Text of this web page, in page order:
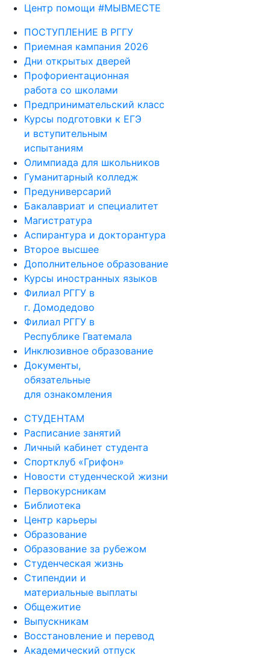
Центр помощи #МЫВМЕСТЕ
ПОСТУПЛЕНИЕ В РГГУ
Приемная кампания 2026
Дни открытых дверей
Профориентационная
работа со школами
Предпринимательский класс
Курсы подготовки к ЕГЭ
и вступительным
испытаниям
Олимпиада для школьников
Гуманитарный колледж
Предуниверсарий
Бакалавриат и специалитет
Магистратура
Аспирантура и докторантура
Второе высшее
Дополнительное образование
Курсы иностранных языков
Филиал РГГУ в
г. Домодедово
Филиал РГГУ в
Республике Гватемала
Инклюзивное образование
Документы,
обязательные
для ознакомления
СТУДЕНТАМ
Расписание занятий
Личный кабинет студента
Спортклуб «Грифон»
Новости студенческой жизни
Первокурсникам
Библиотека
Центр карьеры
Образование
Образование за рубежом
Студенческая жизнь
Стипендии и
материальные выплаты
Общежитие
Выпускникам
Восстановление и перевод
Академический отпуск